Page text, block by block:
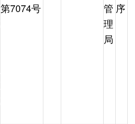
第7074号
管
理
局
序